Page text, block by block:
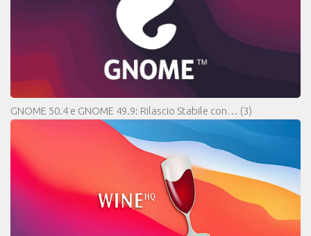
GNOME 50.4 e GNOME 49.9: Rilascio Stabile con… (3)